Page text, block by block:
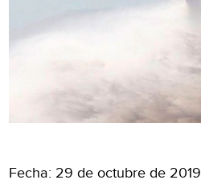
Fecha: 29 de octubre de 2019